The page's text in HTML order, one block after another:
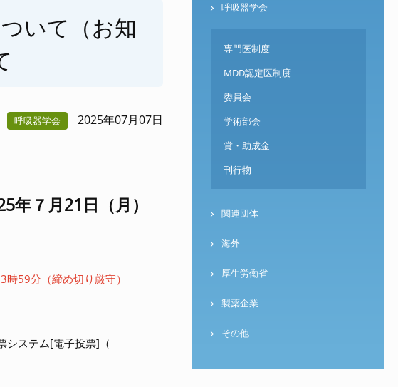
いて（お知
呼吸器学会 2025年07月07日
７月21日（月）
59分（締め切り厳守）
システム[電子投票]（
呼吸器学会
専門医制度
MDD認定医制度
委員会
学術部会
賞・助成金
刊行物
関連団体
海外
厚生労働省
製薬企業
その他